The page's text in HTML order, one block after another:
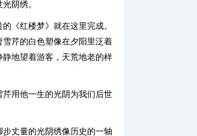
阴绣。
《红楼梦》就在这里完成。
芹的白色塑像在夕阳里泛着
地望着游客，天荒地老的样
用他一生的光阴为我们后世
丈量的光阴绣像历史的一轴